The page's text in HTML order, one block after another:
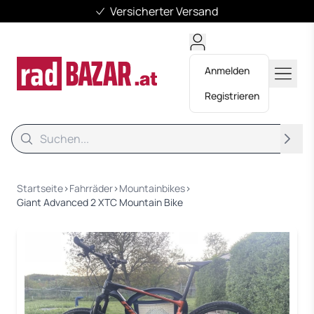
Versicherter Versand
Anmelden
Registrieren
Suche
Startseite›Fahrräder›Mountainbikes›
Giant Advanced 2 XTC Mountain Bike